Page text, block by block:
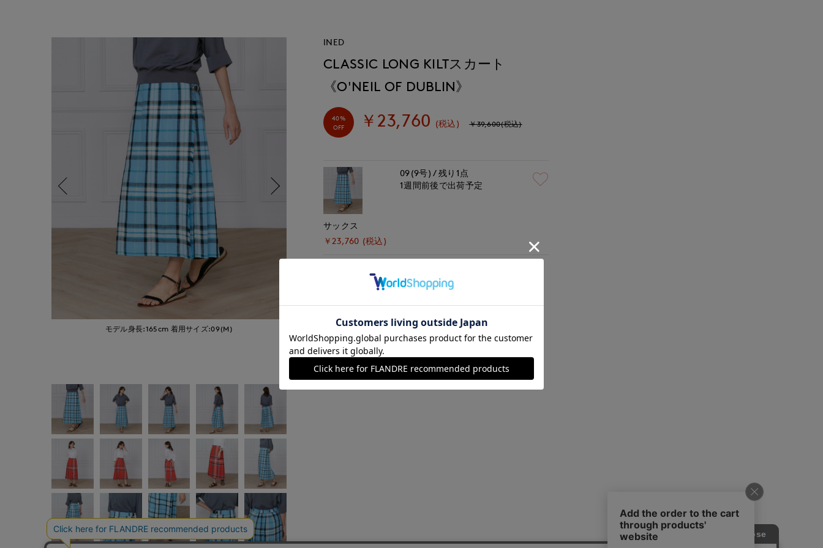
モデル身長:165cm 着用サイズ:09(M)
INED
CLASSIC LONG KILTスカート
《O'NEIL OF DUBLIN》
40%
OFF
￥23,760 (税込) ￥39,600(税込)
サックス
￥23,760 (税込)
09(9号)
残り1点
1週間前後で出荷予定